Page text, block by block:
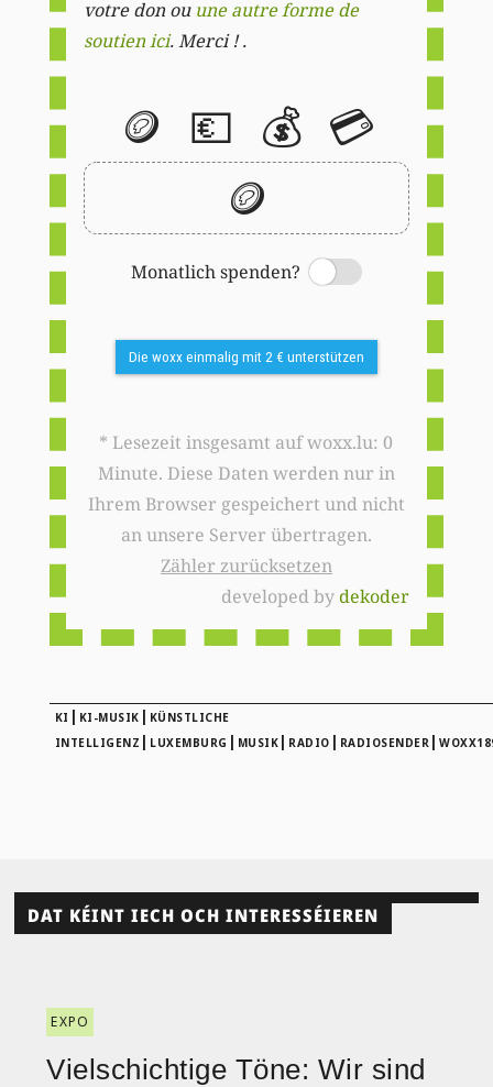
votre don ou une autre forme de
soutien ici. Merci ! .
🪙 💶 💰 💳
🪙
Monatlich spenden?
Switch
Die woxx einmalig mit 2 € unterstützen
* Lesezeit insgesamt auf woxx.lu: 0
Minute. Diese Daten werden nur in
Ihrem Browser gespeichert und nicht
an unsere Server übertragen.
Zähler zurücksetzen
developed bydekoder
KI | KI-MUSIK | KÜNSTLICHE
INTELLIGENZ | LUXEMBURG | MUSIK | RADIO | RADIOSENDER |
DAT KÉINT IECH OCH INTERESSÉIEREN
EXPO
Vielschichtige Töne: Wir sind